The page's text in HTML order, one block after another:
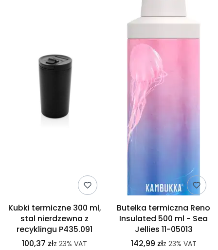
Kubki termiczne 300 ml,
stal nierdzewna z
recyklingu P435.091
100,37 złz 23% VAT
Butelka termiczna Reno
Insulated 500 ml - Sea
Jellies 11-05013
142,99 złz 23% VAT